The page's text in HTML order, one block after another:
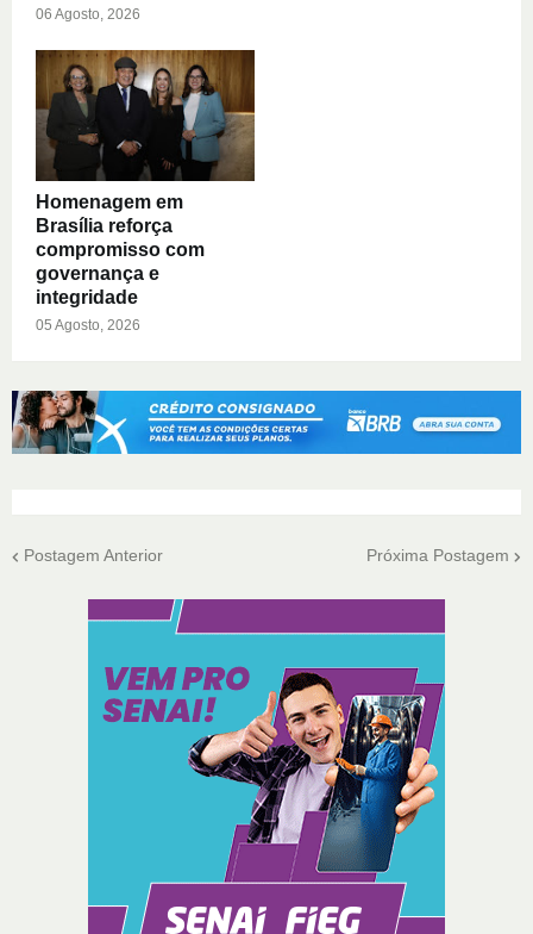
06 Agosto, 2026
Homenagem em
Brasília reforça
compromisso com
governança e
integridade
05 Agosto, 2026
Postagem Anterior Próxima Postagem